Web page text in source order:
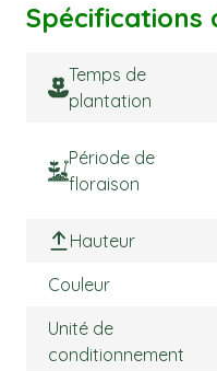
Spécifications
Temps de
plantation
Période de
floraison
Hauteur
Couleur
Unité de
conditionnement